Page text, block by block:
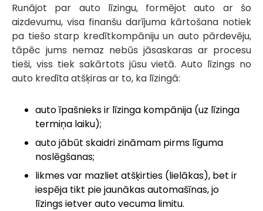
Runājot par auto līzingu, formējot auto ar šo
aizdevumu, visa finanšu darījuma kārtošana notiek
pa tiešo starp kredītkompāniju un auto pārdevēju,
tāpēc jums nemaz nebūs jāsaskaras ar procesu
tieši, viss tiek sakārtots jūsu vietā. Auto līzings no
auto kredīta atšķiras ar to, ka līzingā:
auto īpašnieks ir līzinga kompānija (uz līzinga
termiņa laiku);
auto jābūt skaidri zināmam pirms līguma
noslēgšanas;
likmes var mazliet atšķirties (lielākas), bet ir
iespēja tikt pie jaunākas automašīnas, jo
līzings ietver auto vecuma limitu.